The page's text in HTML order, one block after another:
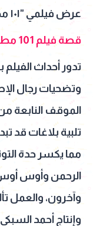
عرض فيلمي "١٠١ مطافي" و"بيج رامي" قريبا بالسينمات.
قصة فيلم 101 مطافي
تدور أحداث
وتضحيات رجال
الموقف النابعة من
تلبية بلاغات قد
مما يكسر حدة
الرحمن وأوس
وآخرون، والعمل
وإنتاج أحمد